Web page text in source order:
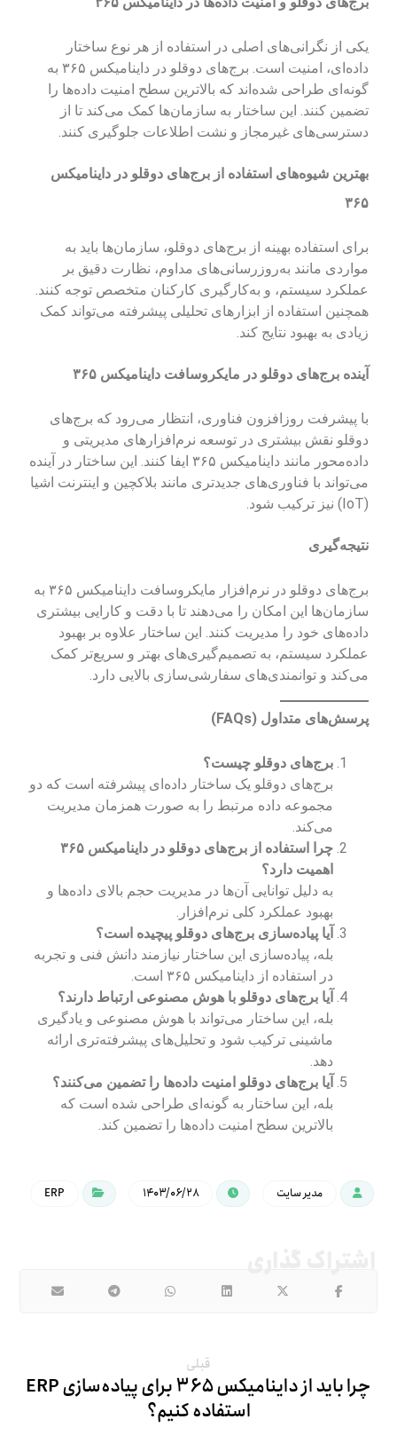
یکی از نگرانی‌های اصلی در استفاده از هر نوع ساختار
داده‌ای، امنیت است. برج‌های دوقلو در داینامیکس ۳۶۵ به
گونه‌ای طراحی شده‌اند که بالاترین سطح امنیت داده‌ها را
تضمین کنند. این ساختار به سازمان‌ها کمک می‌کند تا از
دسترسی‌های غیرمجاز و نشت اطلاعات جلوگیری کنند.
بهترین شیوه‌های استفاده از برج‌های دوقلو در داینامیکس
۳۶۵
برای استفاده بهینه از برج‌های دوقلو، سازمان‌ها باید به
مواردی مانند به‌روزرسانی‌های مداوم، نظارت دقیق بر
عملکرد سیستم، و به‌کارگیری کارکنان متخصص توجه کنند.
همچنین استفاده از ابزارهای تحلیلی پیشرفته می‌تواند کمک
زیادی به بهبود نتایج کند.
آینده برج‌های دوقلو در مایکروسافت داینامیکس ۳۶۵
با پیشرفت روزافزون فناوری، انتظار می‌رود که برج‌های
دوقلو نقش بیشتری در توسعه نرم‌افزارهای مدیریتی و
داده‌محور مانند داینامیکس ۳۶۵ ایفا کنند. این ساختار در آینده
می‌تواند با فناوری‌های جدیدتری مانند بلاکچین و اینترنت اشیا
(IoT) نیز ترکیب شود.
نتیجه‌گیری
برج‌های دوقلو در نرم‌افزار مایکروسافت داینامیکس ۳۶۵ به
سازمان‌ها این امکان را می‌دهند تا با دقت و کارایی بیشتری
داده‌های خود را مدیریت کنند. این ساختار علاوه بر بهبود
عملکرد سیستم، به تصمیم‌گیری‌های بهتر و سریع‌تر کمک
می‌کند و توانمندی‌های سفارشی‌سازی بالایی دارد.
پرسش‌های متداول (FAQs)
برج‌های دوقلو چیست؟
برج‌های دوقلو یک ساختار داده‌ای پیشرفته است که دو
مجموعه داده مرتبط را به صورت همزمان مدیریت
می‌کند.
چرا استفاده از برج‌های دوقلو در داینامیکس ۳۶۵
اهمیت دارد؟
به دلیل توانایی آن‌ها در مدیریت حجم بالای داده‌ها و
بهبود عملکرد کلی نرم‌افزار.
آیا پیاده‌سازی برج‌های دوقلو پیچیده است؟
بله، پیاده‌سازی این ساختار نیازمند دانش فنی و تجربه
در استفاده از داینامیکس ۳۶۵ است.
آیا برج‌های دوقلو با هوش مصنوعی ارتباط دارند؟
بله، این ساختار می‌تواند با هوش مصنوعی و یادگیری
ماشینی ترکیب شود و تحلیل‌های پیشرفته‌تری ارائه
دهد.
آیا برج‌های دوقلو امنیت داده‌ها را تضمین می‌کنند؟
بله، این ساختار به گونه‌ای طراحی شده است که
بالاترین سطح امنیت داده‌ها را تضمین کند.
مدیر سایت ۱۴۰۳/۰۶/۲۸ ERP
قبلی
چرا باید از داینامیکس ۳۶۵ برای پیاده‌سازی ERP
استفاده کنیم؟